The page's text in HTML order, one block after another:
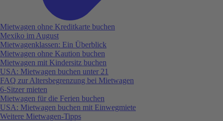
Mietwagen ohne Kreditkarte buchen
Mexiko im August
Mietwagenklassen: Ein Überblick
Mietwagen ohne Kaution buchen
Mietwagen mit Kindersitz buchen
USA: Mietwagen buchen unter 21
FAQ zur Altersbegrenzung bei Mietwagen
6-Sitzer mieten
Mietwagen für die Ferien buchen
USA: Mietwagen buchen mit Einwegmiete
Weitere Mietwagen-Tipps